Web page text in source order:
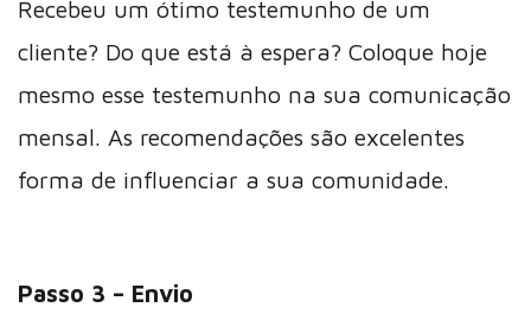
Recebeu um ótimo testemunho de um
cliente? Do que está à espera? Coloque hoje
mesmo esse testemunho na sua comunicação
mensal. As recomendações são excelentes
forma de influenciar a sua comunidade.
Passo 3 – Envio